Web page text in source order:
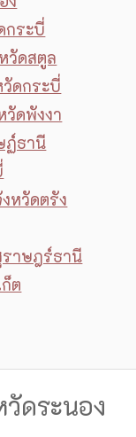
กระบี่
วัดสตูล
วัดกระบี่
วัดพังงา
ฏ์ธานี
หวัดตรัง
ราษฎร์ธานี
ต
วัดระนอง